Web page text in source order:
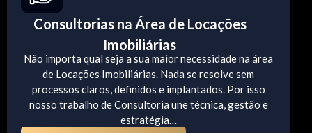
Consultorias na Área de Locações
Imobiliárias
Não importa qual seja a sua maior necessidade na área
de Locações Imobiliárias. Nada se resolve sem
processos claros, definidos e implantados. Por isso
nosso trabalho de Consultoria une técnica, gestão e
estratégia…